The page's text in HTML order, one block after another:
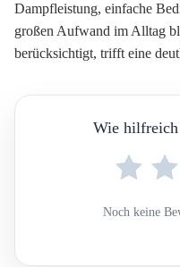
Dampfleistung, einfache
großen Aufwand im Alltag
berücksichtigt, trifft eine
Wie hilfreich
Noch keine